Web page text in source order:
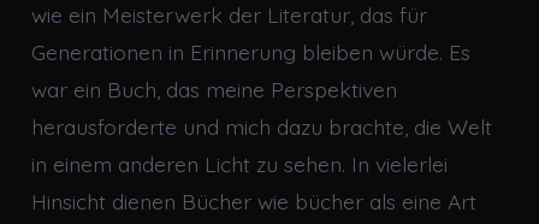
wie ein Meisterwerk der Literatur, das für
Generationen in Erinnerung bleiben würde. Es
war ein Buch, das meine Perspektiven
herausforderte und mich dazu brachte, die Welt
in einem anderen Licht zu sehen. In vielerlei
Hinsicht dienen Bücher wie bücher als eine Art